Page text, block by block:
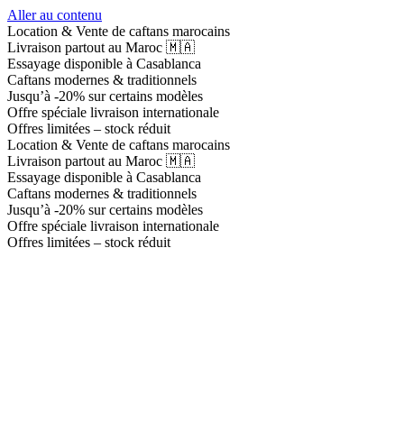
Aller au contenu
Location & Vente de caftans marocains
Livraison partout au Maroc 🇲🇦
Essayage disponible à Casablanca
Caftans modernes & traditionnels
Jusqu’à -20% sur certains modèles
Offre spéciale livraison internationale
Offres limitées – stock réduit
Location & Vente de caftans marocains
Livraison partout au Maroc 🇲🇦
Essayage disponible à Casablanca
Caftans modernes & traditionnels
Jusqu’à -20% sur certains modèles
Offre spéciale livraison internationale
Offres limitées – stock réduit